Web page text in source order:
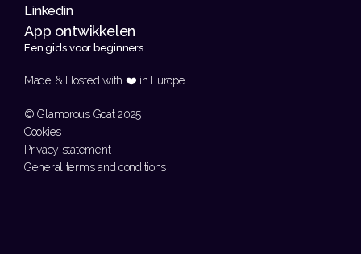
Linkedin
Een gids voor beginners
Made & Hosted with ❤️ in Europe
© Glamorous Goat 2025
Cookies
Privacy statement
General terms and conditions